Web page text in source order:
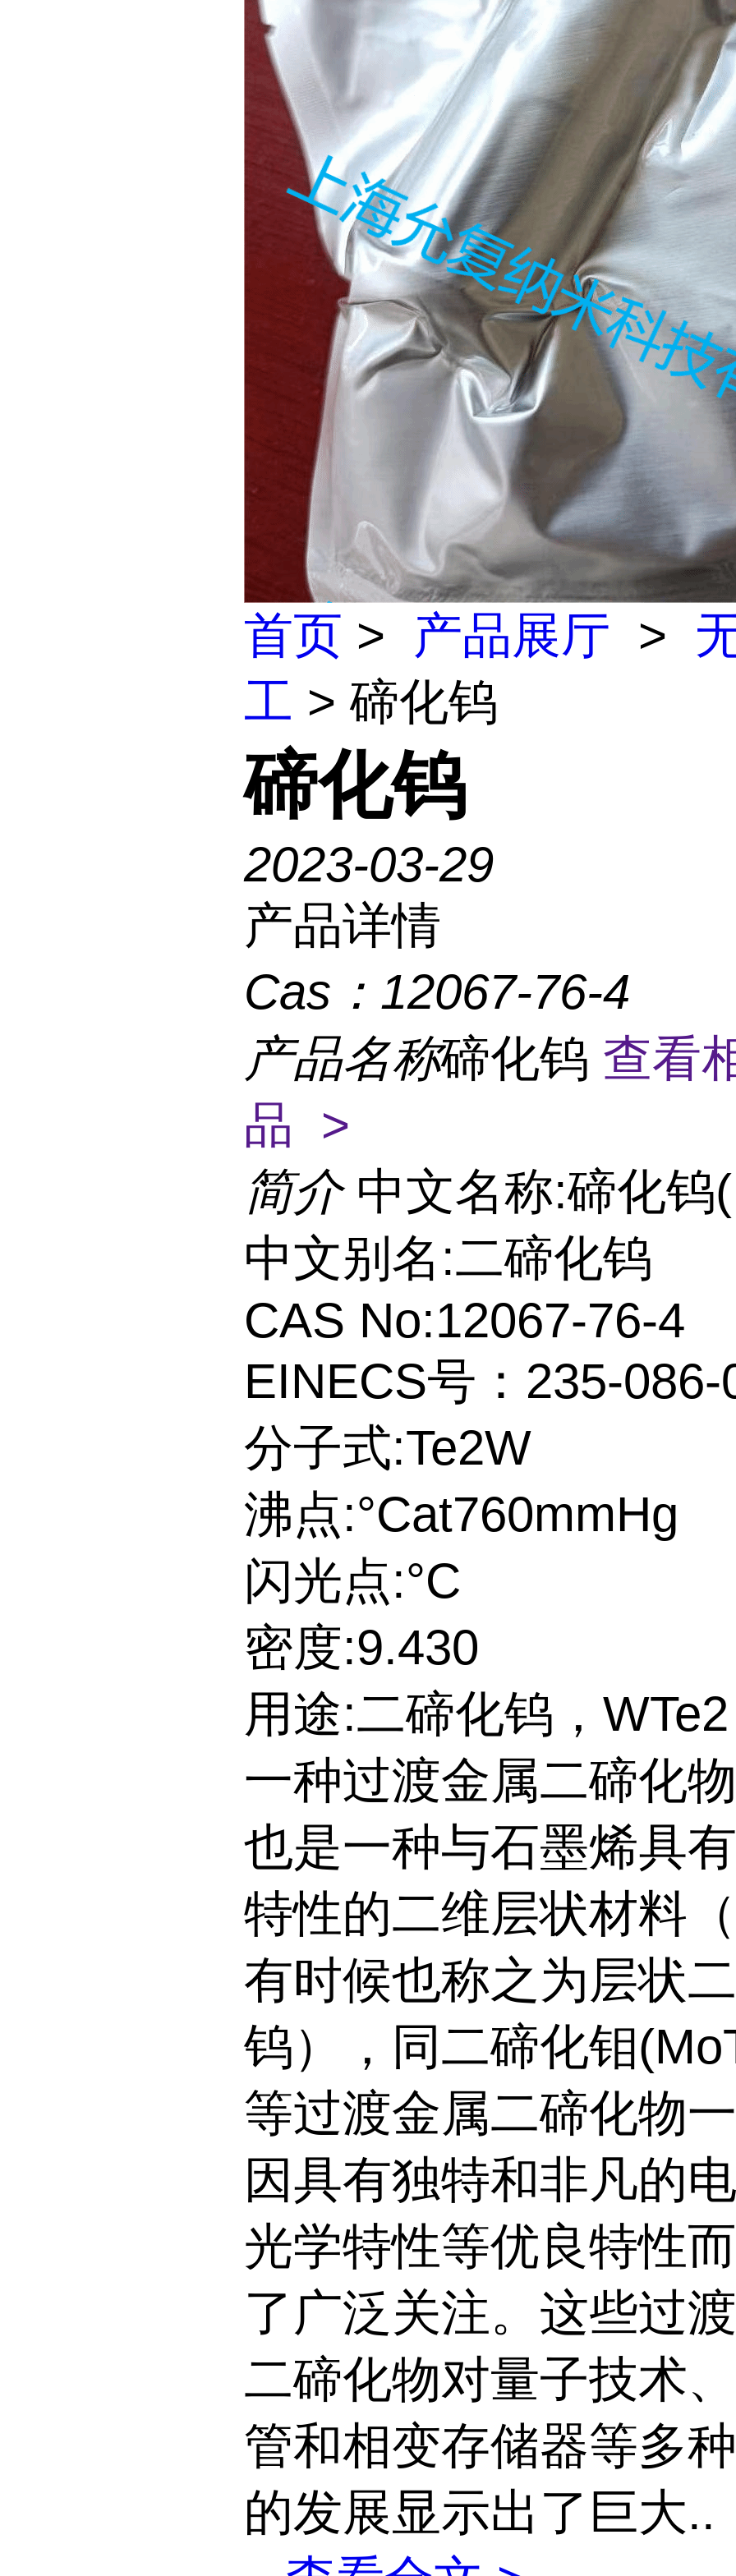
首页 > 产品展厅 >
工 > 碲化钨
碲化钨
2023-03-29
产品详情
Cas： 12067-76-4
产品名称碲化钨 查看
品 >
简介 中文名称:碲化钨
中文别名:二碲化钨
CAS No:12067-76-4
EINECS号：235-086-
分子式:Te2W
沸点:°Cat760mmHg
闪光点:°C
密度:9.430
用途:二碲化钨，
一种过渡金属二碲化
也是一种与石墨烯具
特性的二维层状材料
有时候也称之为层状
钨），同二碲化钼
等过渡金属二碲化物
因具有独特和非凡的
光学特性等优良特性
了广泛关注。这些过
二碲化物对量子技术
管和相变存储器等多
的发展显示出了巨大..